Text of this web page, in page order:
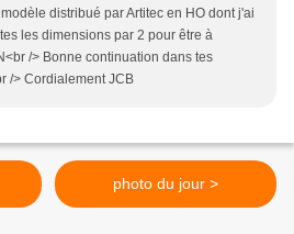
distribué par Artitec en HO dont j'ai
les dimensions par 2 pour être à
/> Bonne continuation dans tes
/> Cordialement JCB
photo du jour >